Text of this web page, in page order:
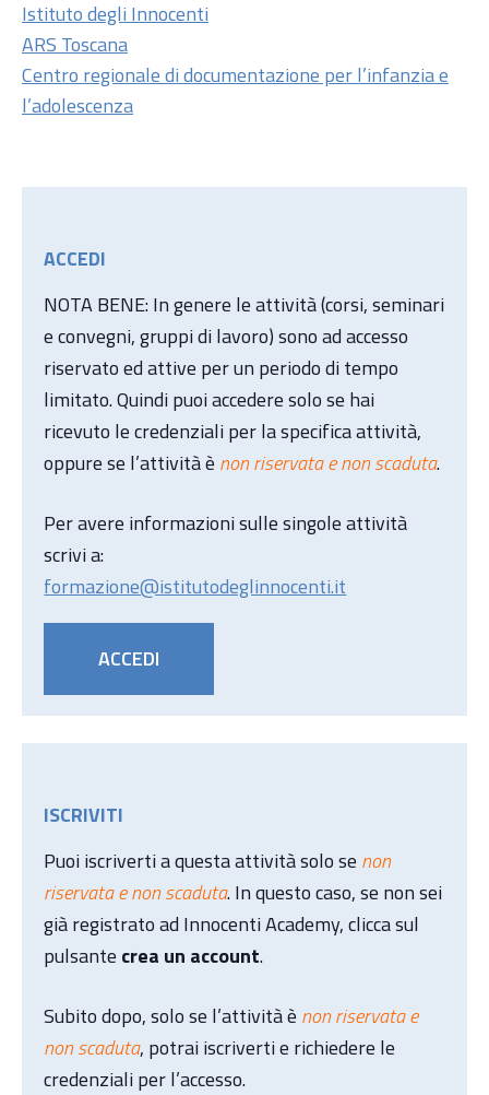
Istituto degli Innocenti
ARS Toscana
Centro regionale di documentazione per l’infanzia e
l’adolescenza
ACCEDI
NOTA BENE: In genere le attività (corsi, seminari
e convegni, gruppi di lavoro) sono ad accesso
riservato ed attive per un periodo di tempo
limitato. Quindi puoi accedere solo se hai
ricevuto le credenziali per la specifica attività,
oppure se l’attività è non riservata e non scaduta.
Per avere informazioni sulle singole attività
scrivi a:
formazione@istitutodeglinnocenti.it
ACCEDI
ISCRIVITI
Puoi iscriverti a questa attività solo se non
riservata e non scaduta. In questo caso, se non sei
già registrato ad Innocenti Academy, clicca sul
pulsante crea un account.
Subito dopo, solo se l’attività è non riservata e
non scaduta, potrai iscriverti e richiedere le
credenziali per l’accesso.